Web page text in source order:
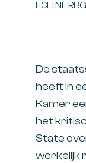
De
heeft in
Kamer
het
State
werkelijk